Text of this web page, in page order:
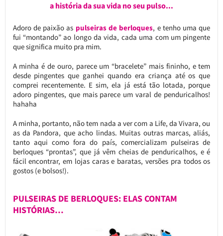
a história da sua vida no seu pulso...
Adoro de paixão as pulseiras de berloques, e tenho uma que
fui “montando” ao longo da vida, cada uma com um pingente
que significa muito pra mim.
A minha é de ouro, parece um “bracelete” mais fininho, e tem
desde pingentes que ganhei quando era criança até os que
comprei recentemente. E sim, ela já está tão lotada, porque
adoro pingentes, que mais parece um varal de penduricalhos!
hahaha
A minha, portanto, não tem nada a ver com a Life, da Vivara, ou
as da Pandora, que acho lindas. Muitas outras marcas, aliás,
tanto aqui como fora do país, comercializam pulseiras de
berloques “prontas”, que já vêm cheias de penduricalhos, e é
fácil encontrar, em lojas caras e baratas, versões pra todos os
gostos (e bolsos!).
PULSEIRAS DE BERLOQUES: ELAS CONTAM
HISTÓRIAS…